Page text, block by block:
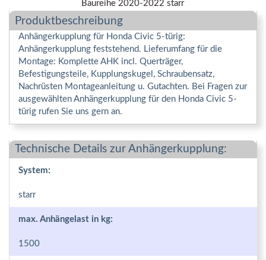
Produktbeschreibung
Anhängerkupplung für Honda Civic 5-türig:
Anhängerkupplung feststehend. Lieferumfang für die
Montage: Komplette AHK incl. Querträger,
Befestigungsteile, Kupplungskugel, Schraubensatz,
Nachrüsten Montageanleitung u. Gutachten. Bei Fragen zur
ausgewählten Anhängerkupplung für den Honda Civic 5-
türig rufen Sie uns gern an.
Technische Details zur Anhängerkupplung:
System:
starr
max. Anhängelast in kg:
1500